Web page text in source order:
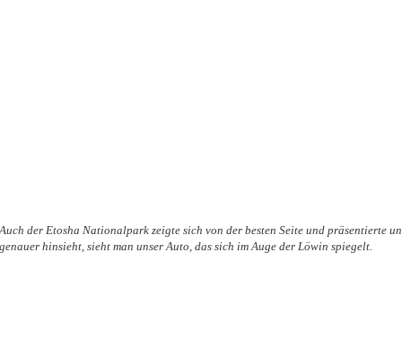
Auch der Etosha Nationalpark zeigte sich von der besten Seite und präsentierte
genauer hinsieht, sieht man unser Auto, das sich im Auge der Löwin spiegelt.